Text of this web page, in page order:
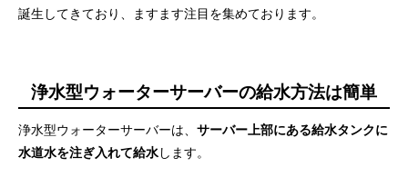
詳細ページ 公式サイト
flows
ハミングウォーター
誕生してきており、ますます注目を集めております。
浄水型ウォーターサーバーの給水方法は簡単
浄水型ウォーターサーバーは、 サーバー上部にある給水タンクに
水道水を注ぎ入れて給水します。